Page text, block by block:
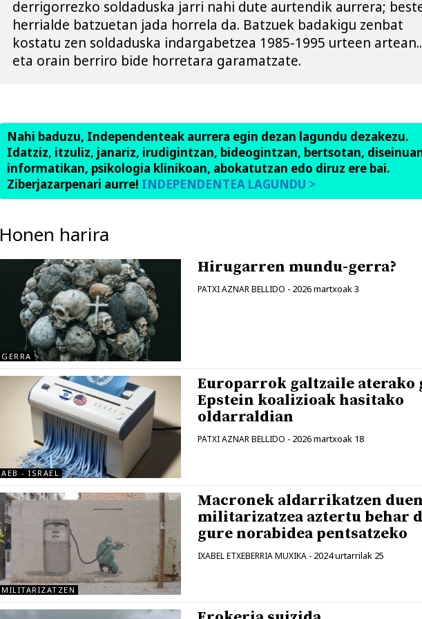
derrigorrezko soldaduska jarri nahi dute aurtendik aurrera;
herrialde batzuetan jada horrela da. Batzuek badakigu zenbat
kostatu zen soldaduska indargabetzea 1985-1995 urteen
eta orain berriro bide horretara garamatzate.
Nahi baduzu, Independenteak aurrera egin dezan lagundu dezakezu.
Idatziz, itzuliz, janariz, irudigintzan, bideogintzan, bertsotan,
informatikan, psikologia klinikoan, abokatutzan edo diruz ere bai.
Ziberjazarpenari aurre! INDEPENDENTEA LAGUNDU >
Honen harira
GERRA
Hirugarren mundu-gerra?
PATXI AZNAR BELLIDO - 2026 martxoak 3
AEB - ISRAEL
Europarrok galtzaile aterako
Epstein koalizioak hasitako
oldarraldian
PATXI AZNAR BELLIDO - 2026 martxoak 18
MILITARIZATZEN
Macronek aldarrikatzen
militarizatzea aztertu behar
gure norabidea pentsatzeko
IXABEL ETXEBERRIA MUXIKA - 2024 urtarrilak 25